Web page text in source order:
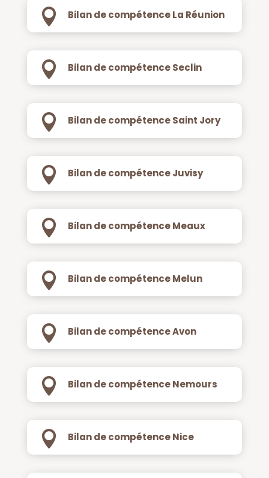
 Bilan de compétence La Réunion
 Bilan de compétence Seclin
 Bilan de compétence Saint Jory
 Bilan de compétence Juvisy
 Bilan de compétence Meaux
 Bilan de compétence Melun
 Bilan de compétence Avon
 Bilan de compétence Nemours
 Bilan de compétence Nice